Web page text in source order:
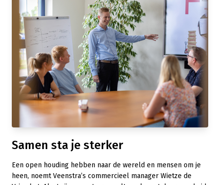
Samen sta je sterker
Een open houding hebben naar de wereld en mensen om je
heen, noemt Veenstra’s commercieel manager Wietze de